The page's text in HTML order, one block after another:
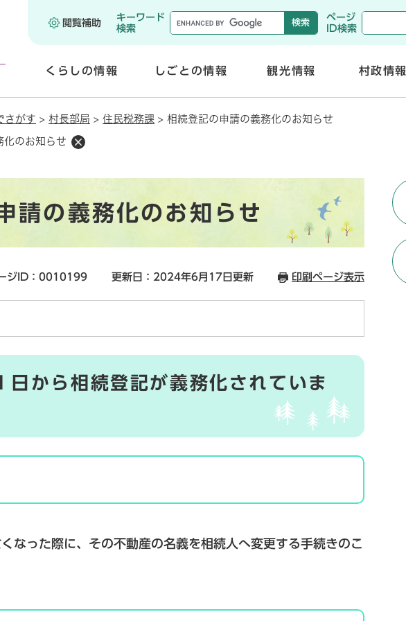
メニューを飛ばして本文へ
閲覧補助
キーワード
検索
ページ
ID検索
くらしの情報
く
しごとの情報
く
観光情報 村政情報
さがす > 村長部局 > 住民税務課 > 相続登記の申請の義務化のお知らせ
化のお知らせ
請の義務化のお知らせ
ジID：0010199 更新日：2024年6月17日更新 印刷ページ表示
日から相続登記が義務化されていま
なった際に、その不動産の名義を相続人へ変更する手続きのこ